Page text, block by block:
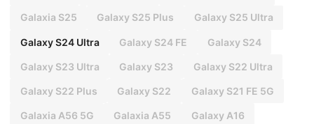
Galaxia S25 Galaxy S25 Plus Galaxy S25 Ultra
Galaxy S24 Ultra Galaxy S24 FE Galaxy S24
Galaxy S23 Ultra Galaxy S23 Galaxy S22 Ultra
Galaxy S22 Plus Galaxy S22 Galaxy S21 FE 5G
Galaxia A56 5G Galaxia A55 Galaxy A16